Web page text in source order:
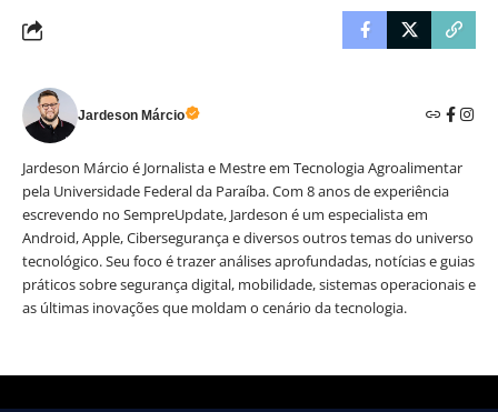
Jardeson Márcio
Jardeson Márcio é Jornalista e Mestre em Tecnologia Agroalimentar
pela Universidade Federal da Paraíba. Com 8 anos de experiência
escrevendo no SempreUpdate, Jardeson é um especialista em
Android, Apple, Cibersegurança e diversos outros temas do universo
tecnológico. Seu foco é trazer análises aprofundadas, notícias e guias
práticos sobre segurança digital, mobilidade, sistemas operacionais e
as últimas inovações que moldam o cenário da tecnologia.